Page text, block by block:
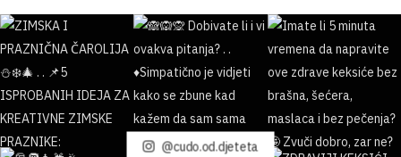
@cudo.od.djeteta